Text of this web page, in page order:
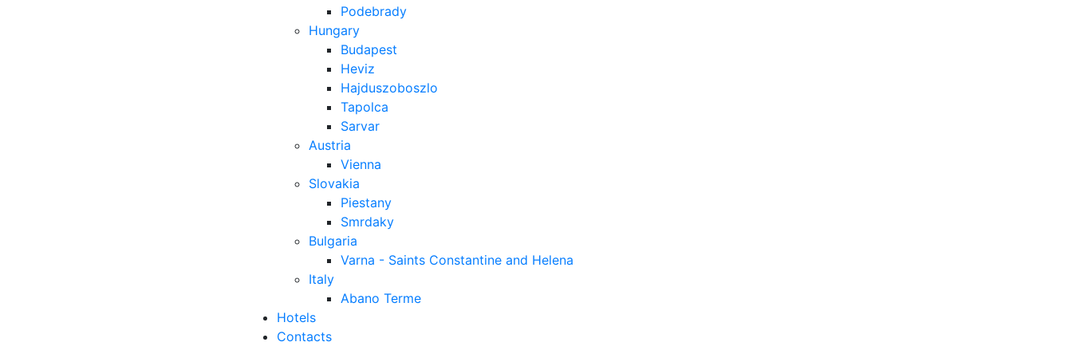
Podebrady
Hungary
Budapest
Heviz
Hajduszoboszlo
Tapolca
Sarvar
Austria
Vienna
Slovakia
Piestany
Smrdaky
Bulgaria
Varna - Saints Constantine and Helena
Italy
Abano Terme
Hotels
Contacts